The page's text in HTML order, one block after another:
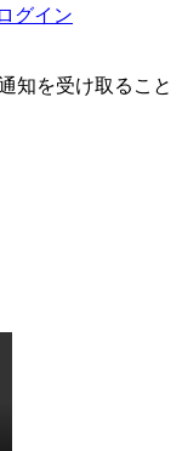
グイン
知を受け取ること